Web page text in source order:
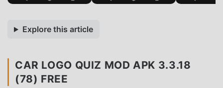
Explore this article
CAR LOGO QUIZ MOD APK 3.3.18
(78) FREE